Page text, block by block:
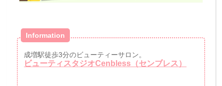
Information
成増駅徒歩3分のビューティーサロン。
ビューティスタジオCenbless（センブレス）